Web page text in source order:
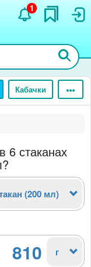
1
Кабачки
6 стаканах
(200 мл)
810 г